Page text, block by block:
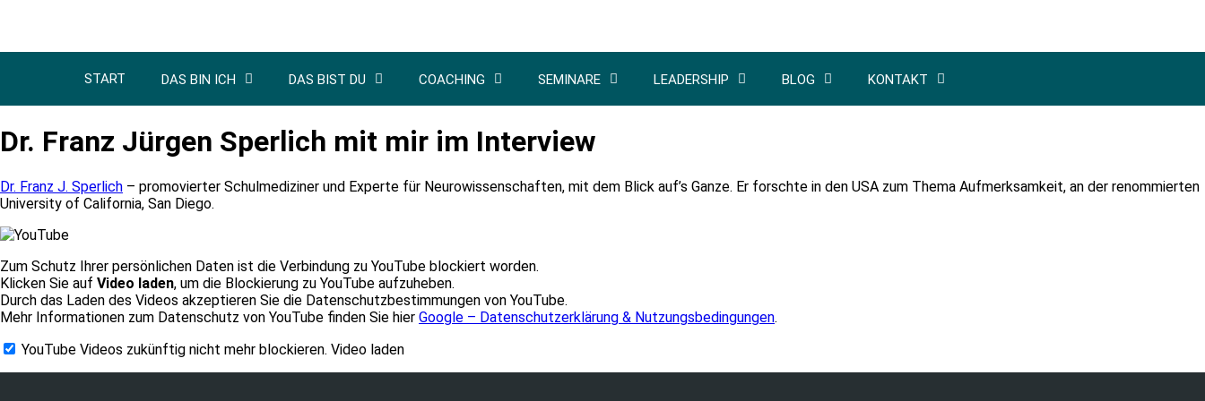
START DAS BIN ICH DAS BIST DU COACHING SEMINARE LEADERSHIP BLOG KONTAKT
Dr. Franz Jürgen Sperlich mit mir im Interview
Dr. Franz J. Sperlich – promovierter Schulmediziner und Experte für Neurowissenschaften, mit dem Blick auf’s Ganze. Er forschte in den USA zum Thema Aufmerksamkeit, an der renommierten
University of California, San Diego.
Zum Schutz Ihrer persönlichen Daten ist die Verbindung zu YouTube blockiert worden.
Klicken Sie auf Video laden, um die Blockierung zu YouTube aufzuheben.
Durch das Laden des Videos akzeptieren Sie die Datenschutzbestimmungen von YouTube.
Mehr Informationen zum Datenschutz von YouTube finden Sie hier Google – Datenschutzerklärung & Nutzungsbedingungen.
YouTube Videos zukünftig nicht mehr blockieren. Video laden